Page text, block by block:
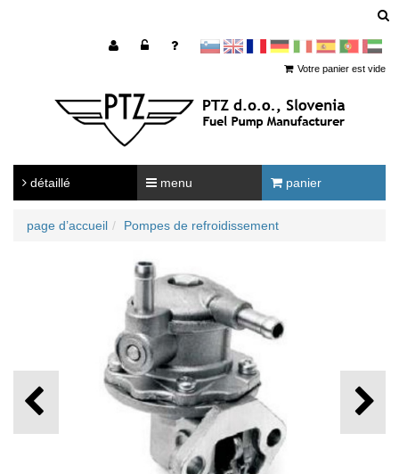
sl en francoščina
Nemščina
Italijanščina
Španščina
PortugalArabščina
Votre panier est vide
détaillé menu panier
page d’accueil Pompes de refroidissement